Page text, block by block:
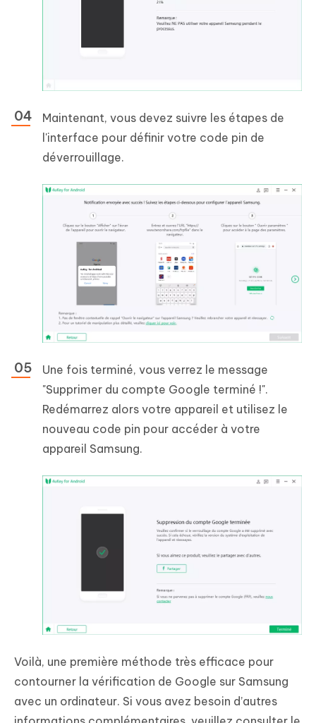
Maintenant, vous devez suivre les étapes de
l'interface pour définir votre code pin de
déverrouillage.
Une fois terminé, vous verrez le message
"Supprimer du compte Google terminé !".
Redémarrez alors votre appareil et utilisez le
nouveau code pin pour accéder à votre
appareil Samsung.
Voilà, une première méthode très efficace pour
contourner la vérification de Google sur Samsung
avec un ordinateur. Si vous avez besoin d’autres